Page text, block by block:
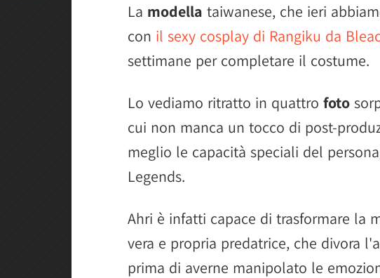
La modella taiwanese, che ieri
con il sexy cosplay di Rangiku da
settimane per completare il costume.
Lo vediamo ritratto in quattro foto
cui non manca un tocco di post-
meglio le capacità speciali del
Legends.
Ahri è infatti capace di trasformare la
vera e propria predatrice, che divora
prima di averne manipolato le